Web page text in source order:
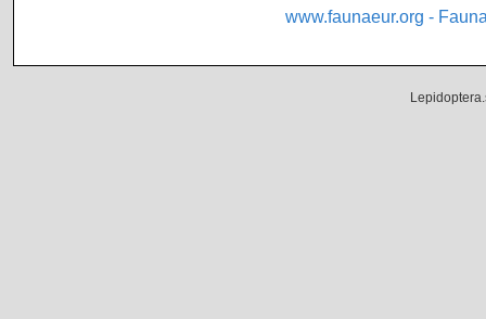
www.faunaeur.org -